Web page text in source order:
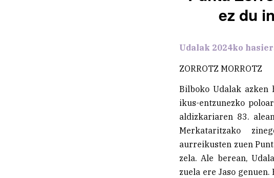
ez du
Udalak 2024ko
ZORROTZ MORROTZ
Bilboko Udalak azken
ikus-entzunezko
aldizkariaren 83.
Merkataritzako
aurreikusten zuen
zela. Ale berean,
zuela ere Jaso